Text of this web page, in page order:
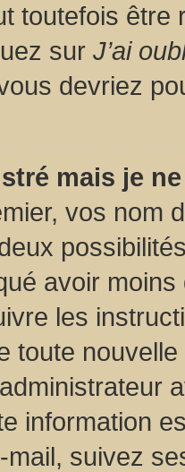
toutefois être
sur J’ai
devriez
mais je
vos nom
avoir
les
toute
information
suivez